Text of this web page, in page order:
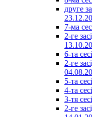
друге
7-ма
2-ге
6-та
2-ге
5-та
4-та
3-тя
2-ге